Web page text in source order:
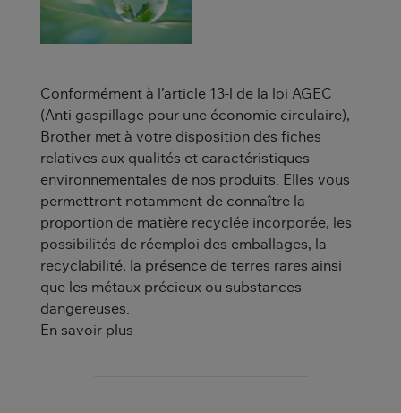
Conformément à l’article 13-l de la loi AGEC
(Anti gaspillage pour une économie circulaire),
Brother met à votre disposition des fiches
relatives aux qualités et caractéristiques
environnementales de nos produits. Elles vous
permettront notamment de connaître la
proportion de matière recyclée incorporée, les
possibilités de réemploi des emballages, la
recyclabilité, la présence de terres rares ainsi
que les métaux précieux ou substances
dangereuses.
En savoir plus